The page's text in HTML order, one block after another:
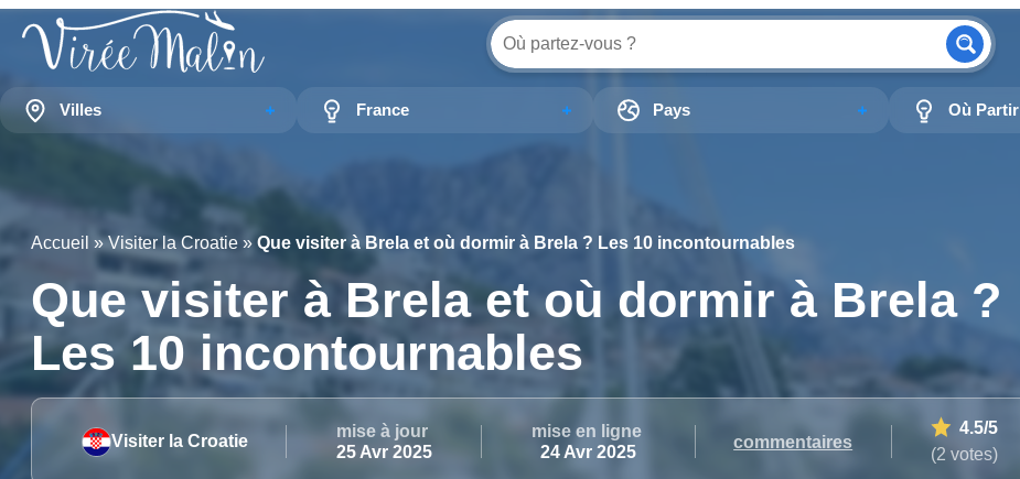
Villes France Pays Où Partir
Accueil »Visiter la Croatie » Que visiter à Brela et où dormir à Brela ? Les 10 incontournables
Que visiter à Brela et où dormir à Brela ?
Les 10 incontournables
Visiter la Croatie
mise à jour
25 Avr 2025
mise en ligne
24 Avr 2025
commentaires
4.5/5
(2 votes)